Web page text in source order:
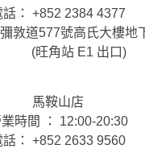
話： +852 2384 4377
敦道577號高氏大樓地
旺角站 E1 出口)
馬鞍山店
時間 ： 12:00-20:30
話： +852 2633 9560